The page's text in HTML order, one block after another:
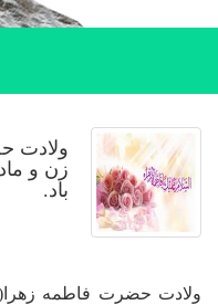
ولادت
زن و
باد.
ولادت حضرت فاطمه